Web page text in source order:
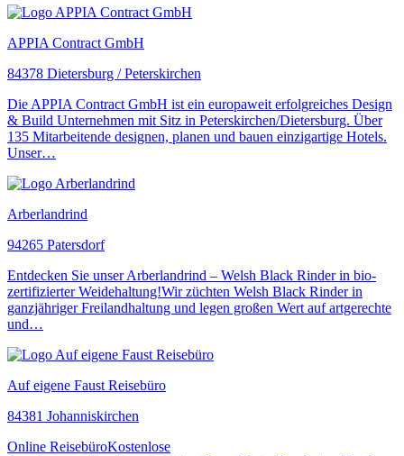
APPIA Contract GmbH
84378 Dietersburg / Peterskirchen
Die APPIA Contract GmbH ist ein europaweit erfolgreiches Design
& Build Unternehmen mit Sitz in Peterskirchen/Dietersburg. Über
135 Mitarbeitende designen, planen und bauen einzigartige Hotels.
Unser…
Arberlandrind
94265 Patersdorf
Entdecken Sie unser Arberlandrind – Welsh Black Rinder in bio-
zertifizierter Weidehaltung!Wir züchten Welsh Black Rinder in
ganzjähriger Freilandhaltung und legen großen Wert auf artgerechte
und…
Auf eigene Faust Reisebüro
84381 Johanniskirchen
Online ReisebüroKostenlose